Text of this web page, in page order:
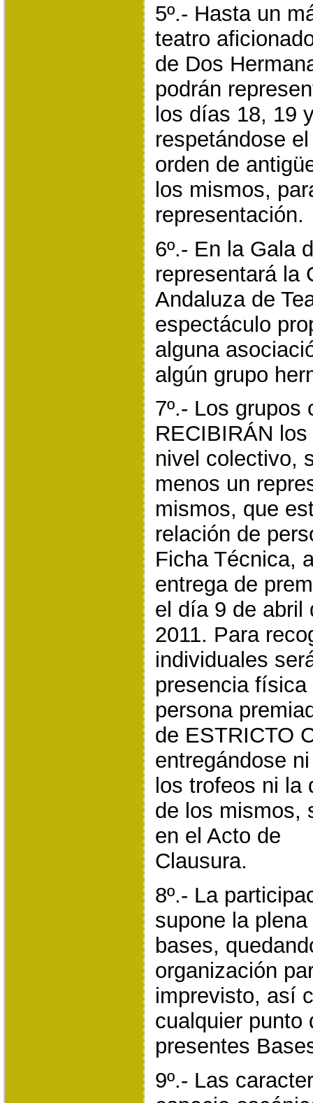
5º.- Hasta un
teatro
de Dos
podrán
los días 18, 19
respetándose el
orden de
los mismos,
representación.
6º.- En la Gala
representará la
Andaluza de
espectáculo
alguna
algún grupo
7º.- Los grupos
RECIBIRÁN
nivel colectivo,
menos un
mismos, que
relación de
Ficha Técnica,
entrega de
el día 9 de abril
2011. Para
individuales
presencia física
persona
de ESTRICTO
entregándose ni
los trofeos ni la
de los mismos,
en el Acto de
Clausura.
8º.- La
supone la
bases,
organización
imprevisto, así
cualquier punto
presentes
9º.- Las